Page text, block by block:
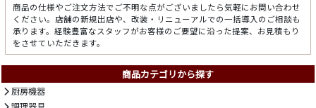
商品の仕様やご注文方法でご不明な点がございましたら気軽にお問い合わせ
ください。店舗の新規出店や、改装・リニューアルでの一括導入のご相談も
承ります。経験豊富なスタッフがお客様のご要望に沿った提案、お見積もり
をさせていただきます。
商品カテゴリから探す
厨房機器